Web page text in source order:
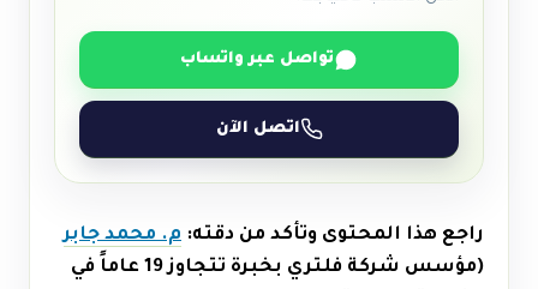
تواصل عبر واتساب
اتصل الآن
راجع هذا المحتوى وتأكد من دقته: م. محمد جابر
(مؤسس شركة فلتري بخبرة تتجاوز 19 عاماً في